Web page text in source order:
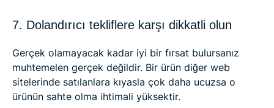
7. Dolandırıcı tekliflere karşı dikkatli olun
Gerçek olamayacak kadar iyi bir fırsat bulursanız
muhtemelen gerçek değildir. Bir ürün diğer web
sitelerinde satılanlara kıyasla çok daha ucuzsa o
ürünün sahte olma ihtimali yüksektir.